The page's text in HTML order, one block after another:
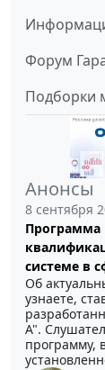
Форум
Подборки
Анонсы
8 сентября
системе в
Об
узнаете,
А".
программу,